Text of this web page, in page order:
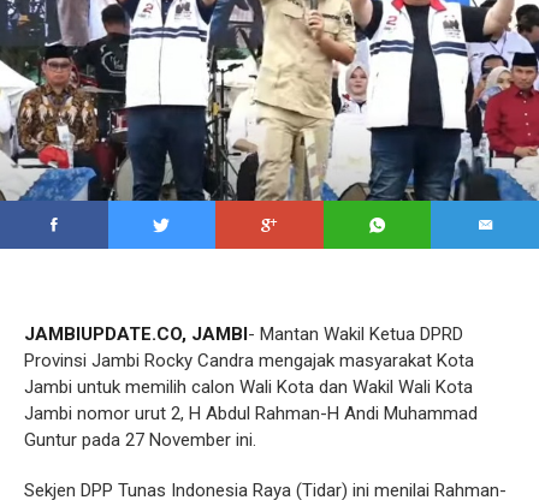
JAMBIUPDATE.CO, JAMBI- Mantan Wakil Ketua DPRD
Provinsi Jambi Rocky Candra mengajak masyarakat Kota
Jambi untuk memilih calon Wali Kota dan Wakil Wali Kota
Jambi nomor urut 2, H Abdul Rahman-H Andi Muhammad
Guntur pada 27 November ini.
Sekjen DPP Tunas Indonesia Raya (Tidar) ini menilai Rahman-